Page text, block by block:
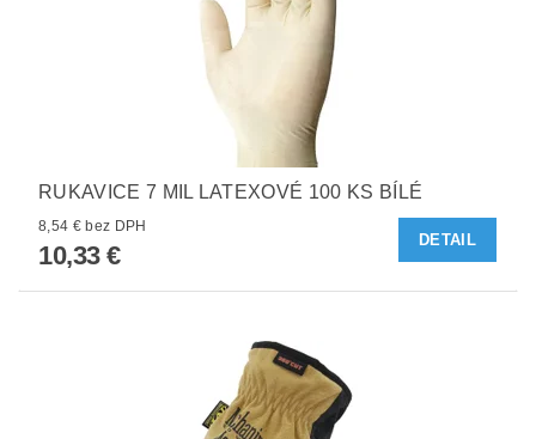
RUKAVICE 7 MIL LATEXOVÉ 100 KS BÍLÉ
8,54 € bez DPH
10,33 €
DETAIL